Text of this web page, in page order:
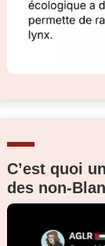
C’est quoi
des non-